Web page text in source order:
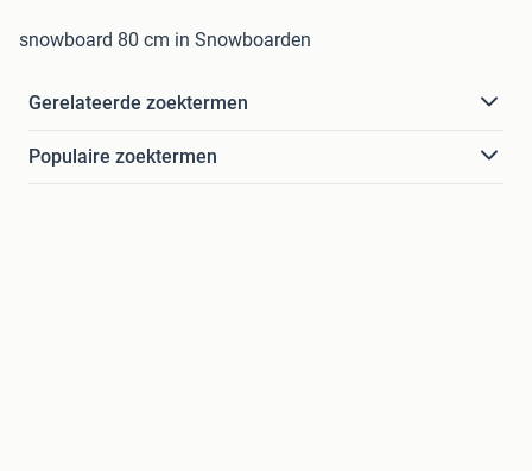
snowboard 80 cm in Snowboarden
Gerelateerde zoektermen
Populaire zoektermen